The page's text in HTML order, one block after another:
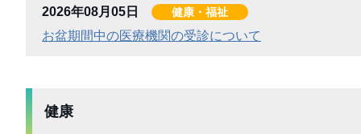
2026年08月05日 健康・福祉
お盆期間中の医療機関の受診について
健康